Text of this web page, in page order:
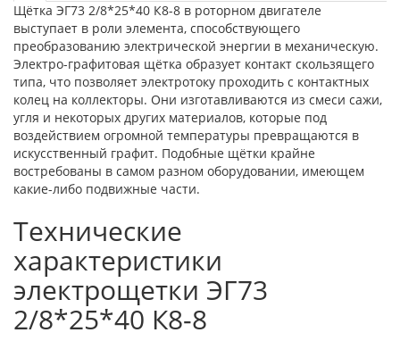
Щётка ЭГ73 2/8*25*40 К8-8 в роторном двигателе
выступает в роли элемента, способствующего
преобразованию электрической энергии в механическую.
Электро-графитовая щётка образует контакт скользящего
типа, что позволяет электротоку проходить с контактных
колец на коллекторы. Они изготавливаются из смеси сажи,
угля и некоторых других материалов, которые под
воздействием огромной температуры превращаются в
искусственный графит. Подобные щётки крайне
востребованы в самом разном оборудовании, имеющем
какие-либо подвижные части.
Технические
характеристики
электрощетки ЭГ73
2/8*25*40 К8-8